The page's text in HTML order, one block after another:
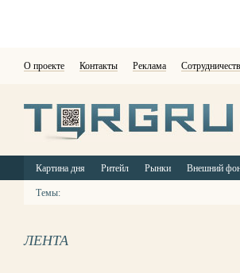
О проекте Контакты Реклама
Картина дня Ритейл Рынки Внешний
Темы:
ЛЕНТА